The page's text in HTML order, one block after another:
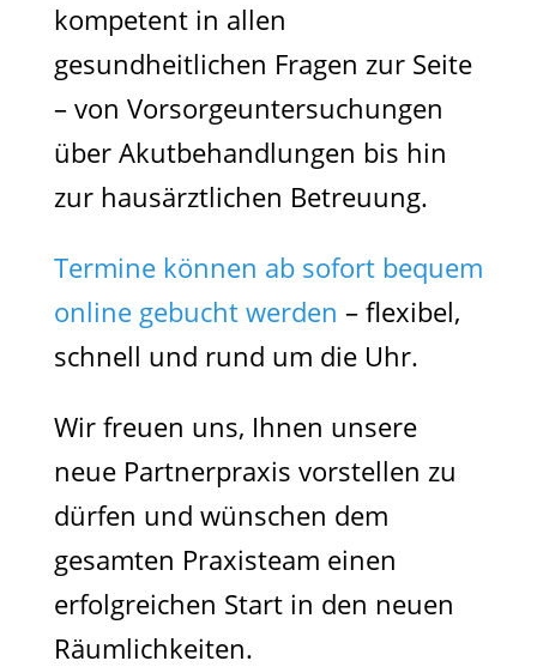
kompetent in allen
gesundheitlichen Fragen zur Seite
– von Vorsorgeuntersuchungen
über Akutbehandlungen bis hin
zur hausärztlichen Betreuung.
Termine können ab sofort bequem
online gebucht werden – flexibel,
schnell und rund um die Uhr.
Wir freuen uns, Ihnen unsere
neue Partnerpraxis vorstellen zu
dürfen und wünschen dem
gesamten Praxisteam einen
erfolgreichen Start in den neuen
Räumlichkeiten.